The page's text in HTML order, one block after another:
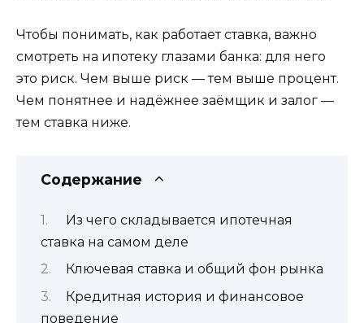
Чтобы понимать, как работает ставка, важно
смотреть на ипотеку глазами банка: для него
это риск. Чем выше риск — тем выше процент.
Чем понятнее и надёжнее заёмщик и залог —
тем ставка ниже.
Содержание
Из чего складывается ипотечная
ставка на самом деле
Ключевая ставка и общий фон рынка
Кредитная история и финансовое
поведение